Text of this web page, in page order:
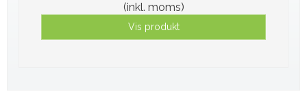
(inkl. moms)
Vis produkt